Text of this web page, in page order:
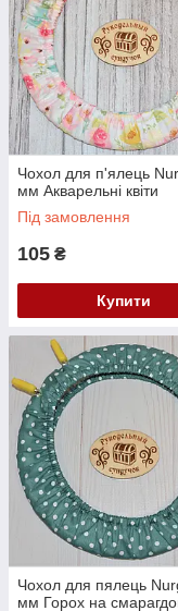
Чохол для п'ялець
мм Акварельні квіти
Під замовлення
105 ₴
Купити
Чохол для пялець
мм Горох на